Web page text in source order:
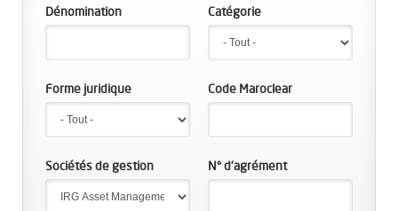
Dénomination Catégorie
Forme juridique Code Maroclear
Sociétés de gestion N° d'agrément